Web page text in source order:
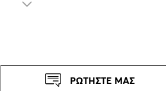
μεγάλη ποικιλία από overtones. Η
ΡΩΤΗΣΤΕ ΜΑΣ